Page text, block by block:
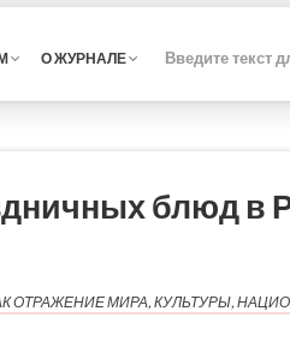
О ЖУРНАЛЕ
блюд в
ОТРАЖЕНИЕ МИРА, КУЛЬТУРЫ,